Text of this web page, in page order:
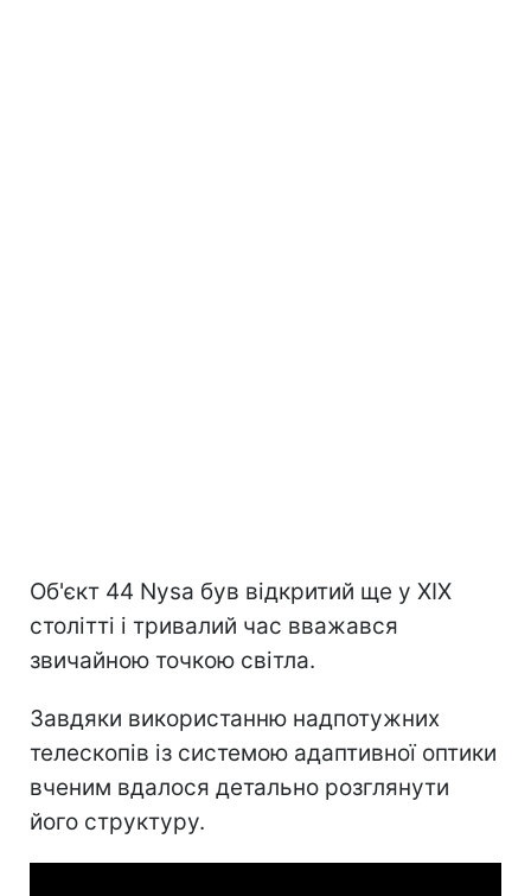
Об'єкт 44 Nysa був відкритий ще у XIX
столітті і тривалий час вважався
звичайною точкою світла.
Завдяки використанню надпотужних
телескопів із системою адаптивної оптики
вченим вдалося детально розглянути
його структуру.